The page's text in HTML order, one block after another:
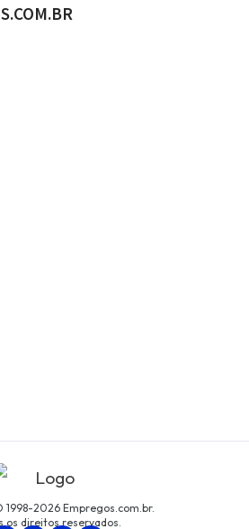
2026 Empregos.com.br.
os direitos reservados.